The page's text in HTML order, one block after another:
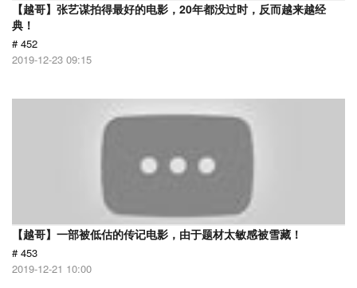
【越哥】张艺谋拍得最好的电影，20年都没过时，反而越来越经
典！
# 452
2019-12-23 09:15
【越哥】一部被低估的传记电影，由于题材太敏感被雪藏！
# 453
2019-12-21 10:00